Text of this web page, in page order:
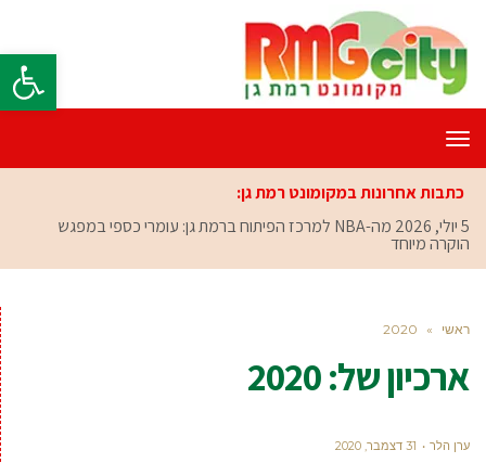
פתח
תפריט
כתבות אחרונות במקומונט רמת גן:
5 יולי, 2026
מה-NBA למרכז הפיתוח ברמת גן: עומרי כספי במפגש
הוקרה מיוחד
ראשי »
2020
ארכיון של:2020
ערן הלר 31 דצמבר, 2020